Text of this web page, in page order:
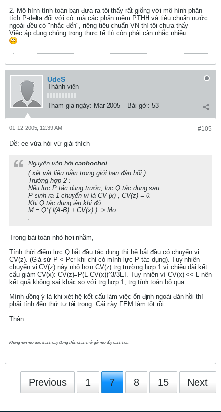
2. Mô hình tính toán bạn đưa ra tôi thấy rất giống với mô hình phân
tích P-delta đối với cột mà các phần mềm PTHH và tiêu chuẩn nước
ngoài đều có "nhắc đến", riêng tiêu chuẩn VN thì tôi chưa thấy
Việc áp dụng chúng trong thực tế thì còn phải cân nhắc nhiều
UdeS
Thành viên
Tham gia ngày: Mar 2005 Bài gởi: 53
#105
01-12-2005, 12:39 AM
Ðề: ee vừa hỏi vừ giải thích
Nguyên văn bởi canhochoi
( xét vật liệu nằm trong giới hạn đàn hổi )
Trường hợp 2 :
Nếu lực P tác dụng trước, lực Q tác dụng sau :
P sinh ra 1 chuyển vi là CV (x) , CV(z) = 0.
Khi Q tác dụng lên khi đó:
M = Q*( l(A-B) + CV(x) ). > Mo
.
Trong bài toán nhỏ hơi nhầm,
Tính thời điểm lực Q bắt đầu tác dụng thì hệ bắt đầu có chuyển vị
CV(z). (Giả sử P < Pcr khi chỉ có mình lực P tác dụng). Tuy nhiên
chuyển vị CV(z) này nhỏ hơn CV(z) trg trường hợp 1 vì chiều dài kết
cấu giảm CV(x): CV(z)=P(L-CV(x))^3/3EI. Tuy nhiên vì CV(x) << L nên
kết quả không sai khác so với trg hợp 1, trg tính toán bỏ qua.
Mình đồng ý là khi xét hệ kểt cấu làm việc ổn định ngoài đàn hồi thì
phải tính đến thứ tự tải trọng. Cái này FEM làm tốt rồi.
Thân.
Không nên mơ ước thành cây đứng chồn chân mỏi gối mơ đầy cánh hoa
Previous 1 7 8 15 Next